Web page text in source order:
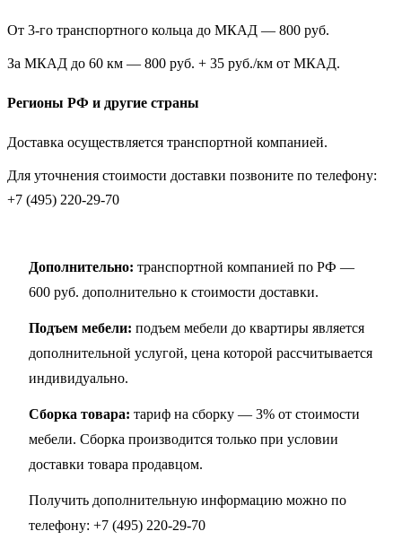
От 3-го транспортного кольца до МКАД — 800 руб.
За МКАД до 60 км — 800 руб. + 35 руб./км от МКАД.
Регионы РФ и другие страны
Доставка осуществляется транспортной компанией.
Для уточнения стоимости доставки позвоните по телефону:
+7 (495) 220-29-70
Дополнительно: транспортной компанией по РФ —
600 руб. дополнительно к стоимости доставки.
Подъем мебели: подъем мебели до квартиры является
дополнительной услугой, цена которой рассчитывается
индивидуально.
Сборка товара: тариф на сборку — 3% от стоимости
мебели. Сборка производится только при условии
доставки товара продавцом.
Получить дополнительную информацию можно по
телефону: +7 (495) 220-29-70